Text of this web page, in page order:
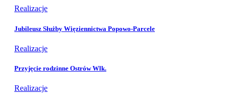
Realizacje
Jubileusz Służby Więziennictwa Popowo-Parcele
Realizacje
Przyjęcie rodzinne Ostrów Wlk.
Realizacje